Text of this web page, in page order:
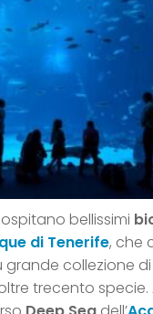
ospitano bellissimi
di Tenerife, che
grande collezione
trecento specie.